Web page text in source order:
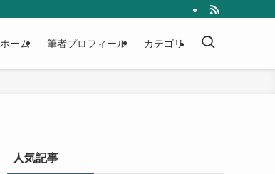
ホーム 筆者プロフィール カテゴリ
人気記事